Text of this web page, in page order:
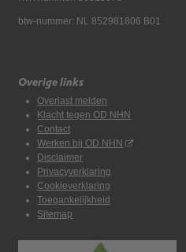
btw-nummer: NL 852981806 B01
Overige links
Overlast melden
Klacht tegen OD NHN
Contact
Werken bij OD NHN
Disclaimer
Privacyverklaring
Cookieverklaring
Toegankelijkheid
Sitemap